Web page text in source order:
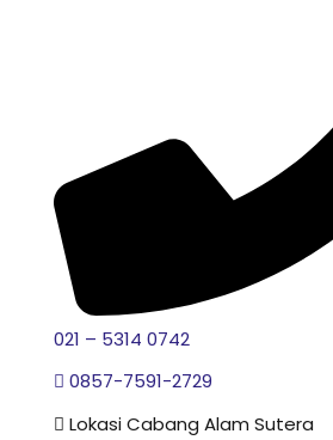
021 – 5314 0742
0857-7591-2729
Lokasi Cabang Alam Sutera